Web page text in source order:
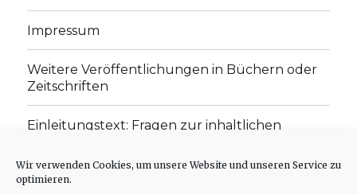
Wir verwenden Cookies, um unsere Website und unseren Service zu
optimieren.
Impressum
Weitere Veröffentlichungen in Büchern oder
Zeitschriften
Einleitungstext: Fragen zur inhaltlichen
„schwachen Glaubens“